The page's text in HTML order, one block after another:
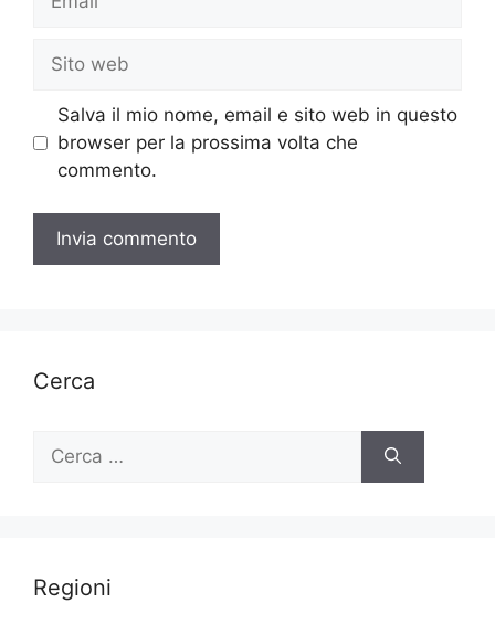
Sito
web
Salva il mio nome, email e sito web in questo
browser per la prossima volta che
commento.
Cerca
per:
Regioni